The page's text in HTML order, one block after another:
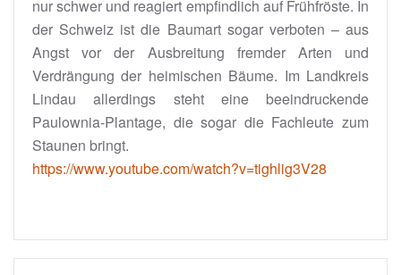
nur schwer und reagiert empfindlich auf Frühfröste. In
der Schweiz ist die Baumart sogar verboten – aus
Angst vor der Ausbreitung fremder Arten und
Verdrängung der heimischen Bäume. Im Landkreis
Lindau allerdings steht eine beeindruckende
Paulownia-Plantage, die sogar die Fachleute zum
Staunen bringt.
https://www.youtube.com/watch?v=tighlig3V28